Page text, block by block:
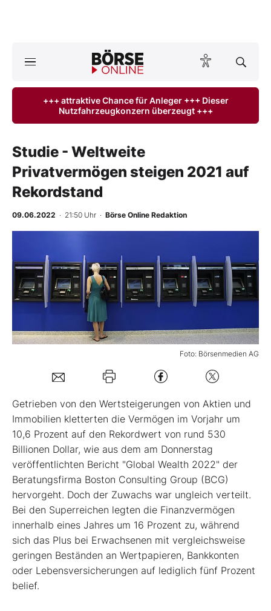
ktuelle Ausgabe BÖRSE ONLINE lesen
Anlageprodukte
Finanz-Check
BO-Musterdepots
Experten
Mein B:O
Mein Konto
Folgen Sie uns
Kontakt
+++ attraktive Chance für Anleger +++ Dieser
Nutzfahrzeugkonzern überzeugt +++
Studie - Weltweite
Privatvermögen steigen 2021 auf
Rekordstand
09.06.2022 · 21:50 Uhr · Börse Online Redaktion
Foto: Börsenmedien AG
Getrieben von den Wertsteigerungen von Aktien und
Immobilien kletterten die Vermögen im Vorjahr um
10,6 Prozent auf den Rekordwert von rund 530
Billionen Dollar, wie aus dem am Donnerstag
veröffentlichten Bericht "Global Wealth 2022" der
Beratungsfirma Boston Consulting Group (BCG)
hervorgeht. Doch der Zuwachs war ungleich verteilt.
Bei den Superreichen legten die Finanzvermögen
innerhalb eines Jahres um 16 Prozent zu, während
sich das Plus bei Erwachsenen mit vergleichsweise
geringen Beständen an Wertpapieren, Bankkonten
oder Lebensversicherungen auf lediglich fünf Prozent
belief.